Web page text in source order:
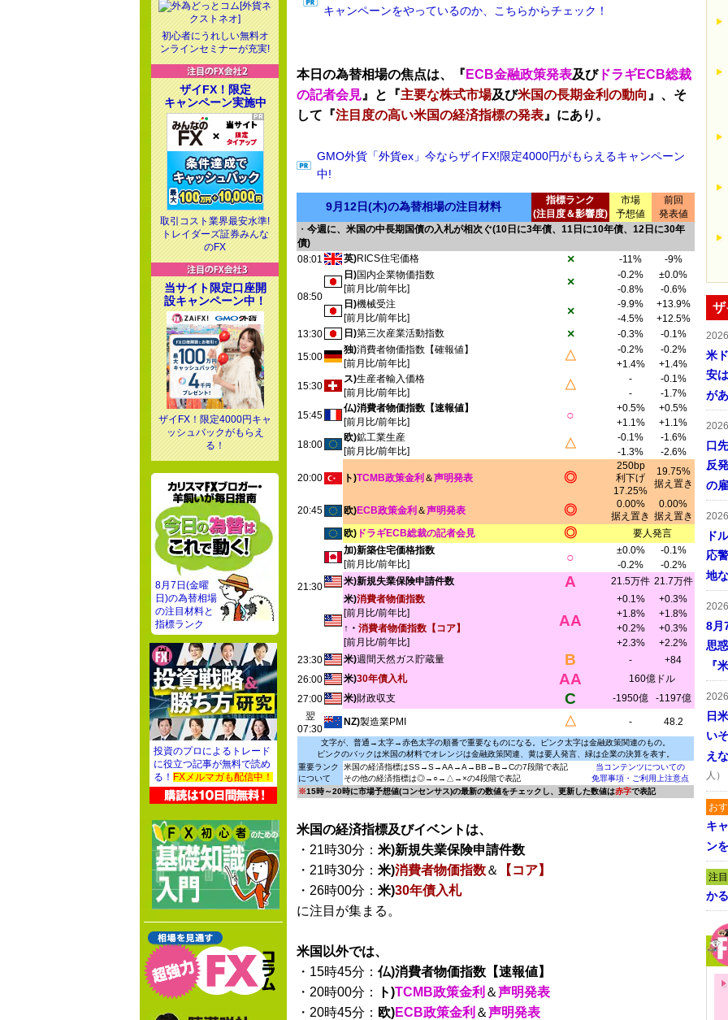
キャンペーンをやっているのか、こちらからチェック！
本日の為替相場の焦点は、『 ECB金融政策発表及びドラギECB総裁
の記者会見 』と『主要な株式市場及び米国の長期金利の動向 』、そ
して『注目度の高い米国の経済指標の発表 』にあり。
GMO外貨「外貨ex」今ならザイFX!限定4000円がもらえるキャンペーン
中!
9月12日(木)の為替相場の注目材料
指標ランク
(注目度＆影響度)
市場
予想値
前回
発表値
・ 今週に、米国の中長期国債の入札が相次ぐ(10日に3年債、11日に10年債、12日に30年
債)
08:01
英)RICS住宅価格 × -11% -9%
08:50
日)国内企業物価指数
[前月比/前年比]
× -0.2%
±0.0%
-0.8%
-0.6%
日)機械受注
[前月比/前年比]
× -9.9%
+13.9%
-4.5%
+12.5%
13:30
日)第三次産業活動指数 × -0.3%
-0.1%
15:00
独)消費者物価指数【確報値】
[前月比/前年比]
△ -0.2%
-0.2%
+1.4%
+1.4%
15:30
ス)生産者輸入価格
[前月比/前年比]
△ -
-0.1%
-
-1.7%
15:45
仏)消費者物価指数【速報値】
[前月比/前年比]
○ +0.5%
+0.5%
+1.1%
+1.1%
18:00
欧)鉱工業生産
[前月比/前年比]
△ -0.1%
-1.6%
-1.3%
-2.6%
20:00 ト)TCMB政策金利 ＆声明発表 ◎
250bp
利下げ
17.25%
19.75%
据え置き
20:45 欧)ECB政策金利 ＆声明発表 ◎
0.00%
据え置き
0.00%
据え置き
21:30
欧) ドラギECB総裁の記者会見 ◎
要人発言
加)新築住宅価格指数
[前月比/前年比]
○ ±0.0%
-0.1%
-0.2%
-0.2%
米)新規失業保険申請件数
A 21.5万件 21.7万件
米)消費者物価指数
[前月比/前年比]
AA
+0.1%
+0.3%
+1.8%
+1.8%
↑・ 消費者物価指数【コア】
[前月比/前年比]
+0.2%
+0.3%
+2.3%
+2.2%
23:30
米)週間天然ガス貯蔵量 B -
+84
26:00
米)30年債入札 AA
160億ドル
27:00
米)財政収支 C -1950億
-1197億
翌
07:30
NZ)製造業PMI △ - 48.2
文字が、普通→太字→赤色太字の順番で重要なものになる。ピンク太字は金融政策関連のもの。
ピンクのバックは米国の材料でオレンジは金融政策関連、黄は要人発言、緑は企業の決算を表す。
重要ランク
について
米国の経済指標はSS→S→AA→A→BB→B→Cの7段階で表記
その他の経済指標は◎→○→△→×の4段階で表記
当コンテンツについての
免罪事項・ご利用上注意点
※15時～20時に市場予想値(コンセンサス)の最新の数値をチェックし、更新した数値は赤字で表記
米国の経済指標及びイベントは、
・21時30分： 米)新規失業保険申請件数
・21時30分： 米)消費者物価指数＆
【コア】
・26時00分： 米)30年債入札
に注目が集まる。
米国以外では、
・15時45分： 仏)消費者物価指数【速報値】
・20時00分：
ト)TCMB政策金利 ＆声明発表
・20時45分： 欧)ECB政策金利 ＆声明発表
ザ
米
安
が
口
反
の
ド
応
地
8月
思
『
日
い
え
人）
お
キ
ン
注
か
初心者にうれしい無料オ
ンラインセミナーが充実!
ザイFX！限定
キャンペーン実施中
取引コスト業界最安水準!
トレイダーズ証券みんな
のFX
当サイト限定口座開
設キャンペーン中！
ザイFX！限定4000円キャ
ッシュバックがもらえ
る！
8月7日(金曜
日)の為替相場
の注目材料と
指標ランク
投資のプロによるトレード
に役立つ記事が無料で読め
る！ FXメルマガも配信中！